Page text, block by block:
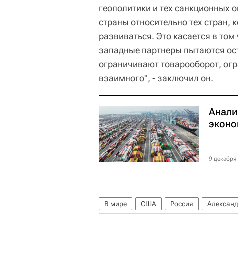
геополитики и тех санкционных
страны относительно тех стран,
развиваться. Это касается в
западные партнеры пытаются
ограничивают товарооборот,
взаимного", - заключил он.
9
В мире США Россия